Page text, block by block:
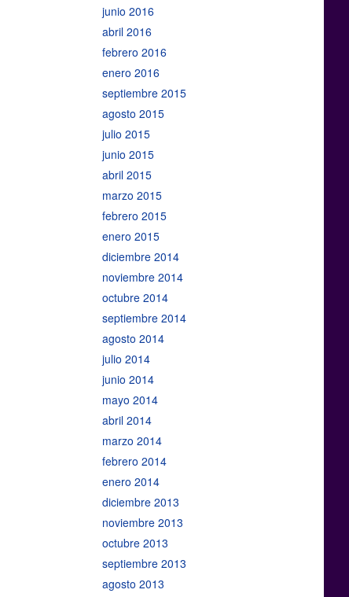
junio 2016
abril 2016
febrero 2016
enero 2016
septiembre 2015
agosto 2015
julio 2015
junio 2015
abril 2015
marzo 2015
febrero 2015
enero 2015
diciembre 2014
noviembre 2014
octubre 2014
septiembre 2014
agosto 2014
julio 2014
junio 2014
mayo 2014
abril 2014
marzo 2014
febrero 2014
enero 2014
diciembre 2013
noviembre 2013
octubre 2013
septiembre 2013
agosto 2013